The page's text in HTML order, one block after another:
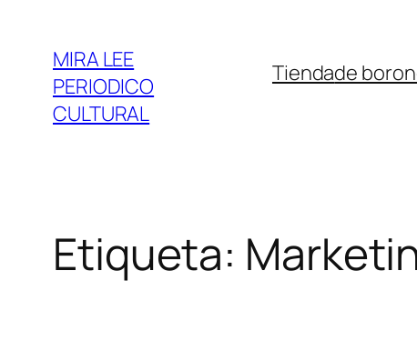
contenido
MIRA LEE
PERIODICO
CULTURAL
Tiendade
Etiqueta: